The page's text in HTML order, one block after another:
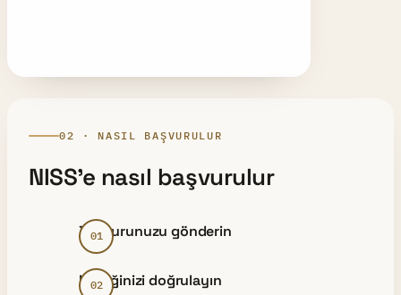
02 · NASIL BAŞVURULUR
NISS’e nasıl başvurulur
Başvurunuzu gönderin
Kimliğinizi doğrulayın